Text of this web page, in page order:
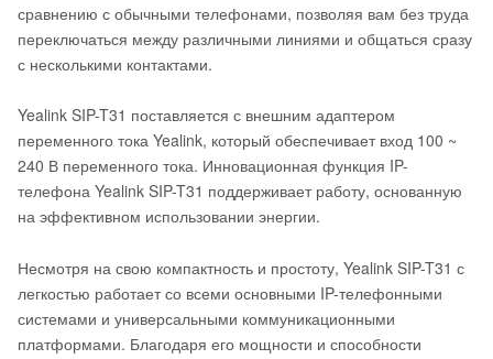
сравнению с обычными телефонами, позволяя вам без труда
переключаться между различными линиями и общаться сразу
с несколькими контактами.
Yealink SIP-T31 поставляется с внешним адаптером
переменного тока Yealink, который обеспечивает вход 100 ~
240 В переменного тока. Инновационная функция IP-
телефона Yealink SIP-T31 поддерживает работу, основанную
на эффективном использовании энергии.
Несмотря на свою компактность и простоту, Yealink SIP-T31 с
легкостью работает со всеми основными IP-телефонными
системами и универсальными коммуникационными
платформами. Благодаря его мощности и способности